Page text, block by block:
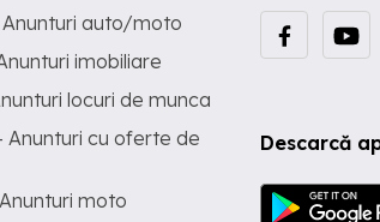
Descarcă
auto/moto
imobiliare
locuri de munca
Anunturi cu oferte de
moto